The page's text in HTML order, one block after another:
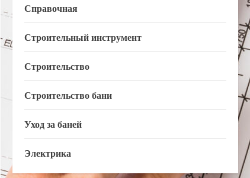
Справочная
Строительный инструмент
Строительство
Строительство бани
Уход за баней
Электрика